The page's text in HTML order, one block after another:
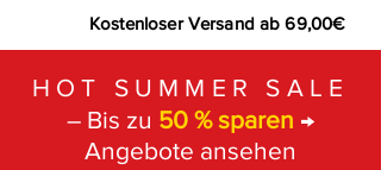
Kostenloser Versand ab 69,00€
HOT SUMMER SALE
– Bis zu 50 % sparen →
Angebote ansehen